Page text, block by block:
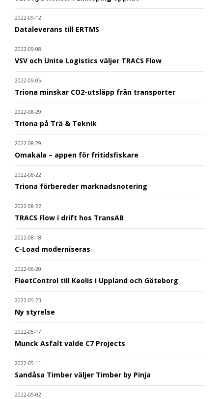
2022-09-12
Dataleverans till ERTMS
2022-09-08
VSV och Unite Logistics väljer TRACS Flow
2022-09-05
Triona minskar CO2-utsläpp från transporter
2022-08-29
Triona på Trä & Teknik
2022-08-29
Omakala – appen för fritidsfiskare
2022-08-22
Triona förbereder marknadsnotering
2022-08-22
TRACS Flow i drift hos TransAB
2022-08-18
C-Load moderniseras
2022-06-20
FleetControl till Keolis i Uppland och Göteborg
2022-05-23
Ny styrelse
2022-05-17
Munck Asfalt valde C7 Projects
2022-05-11
Sandåsa Timber väljer Timber by Pinja
2022-05-02